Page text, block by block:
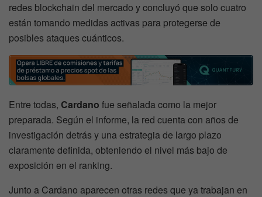
redes blockchain del mercado y concluyó que solo cuatro
están tomando medidas activas para protegerse de
posibles ataques cuánticos.
Entre todas, Cardano fue señalada como la mejor
preparada. Según el informe, la red cuenta con años de
investigación detrás y una estrategia de largo plazo
claramente definida, obteniendo el nivel más bajo de
exposición en el ranking.
Junto a Cardano aparecen otras redes que ya trabajan en